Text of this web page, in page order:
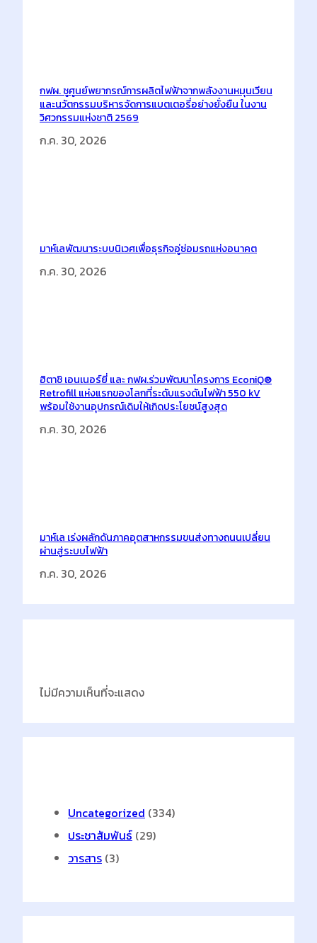
กฟผ. ชูศูนย์พยากรณ์การผลิตไฟฟ้าจากพลังงานหมุนเวียน
และนวัตกรรมบริหารจัดการแบตเตอรี่อย่างยั่งยืน ในงาน
วิศวกรรมแห่งชาติ 2569
ก.ค. 30, 2026
มาห์เลพัฒนาระบบนิเวศเพื่อธุรกิจอู่ซ่อมรถแห่งอนาคต
ก.ค. 30, 2026
ฮิตาชิ เอนเนอร์ยี่ และ กฟผ.ร่วมพัฒนาโครงการ EconiQ®
Retrofill แห่งแรกของโลกที่ระดับแรงดันไฟฟ้า 550 kV
พร้อมใช้งานอุปกรณ์เดิมให้เกิดประโยชน์สูงสุด
ก.ค. 30, 2026
มาห์เล เร่งผลักดันภาคอุตสาหกรรมขนส่งทางถนนเปลี่ยน
ผ่านสู่ระบบไฟฟ้า
ก.ค. 30, 2026
ไม่มีความเห็นที่จะแสดง
Uncategorized (334)
ประชาสัมพันธ์ (29)
วารสาร (3)